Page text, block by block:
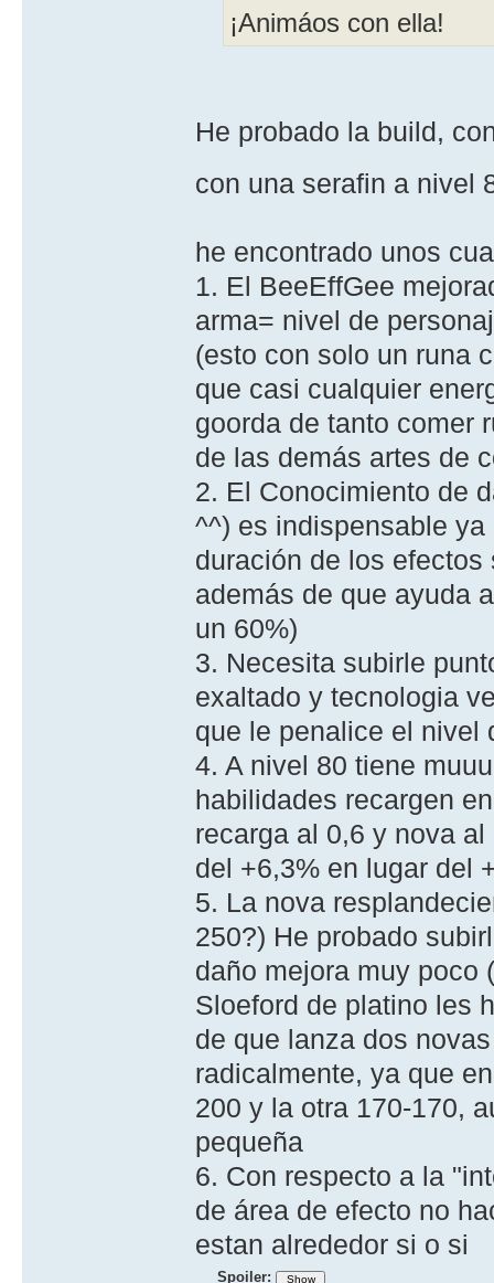
¡Animáos con ella!
He probado la build,
con una serafin a nivel
he encontrado unos
1. El BeeEffGee
arma= nivel de
(esto con solo un runa
que casi cualquier
goorda de tanto comer
de las demás artes de
2. El Conocimiento de
^^) es indispensable
duración de los
además de que ayuda
un 60%)
3. Necesita subirle
exaltado y tecnologia
que le penalice el nivel
4. A nivel 80 tiene
habilidades recargen
recarga al 0,6 y nova
del +6,3% en lugar del
5. La nova
250?) He probado
daño mejora muy poco
Sloeford de platino les
de que lanza dos
radicalmente, ya que
200 y la otra 170-170,
pequeña
6. Con respecto a la
de área de efecto no
estan alrededor si o si
Spoiler: